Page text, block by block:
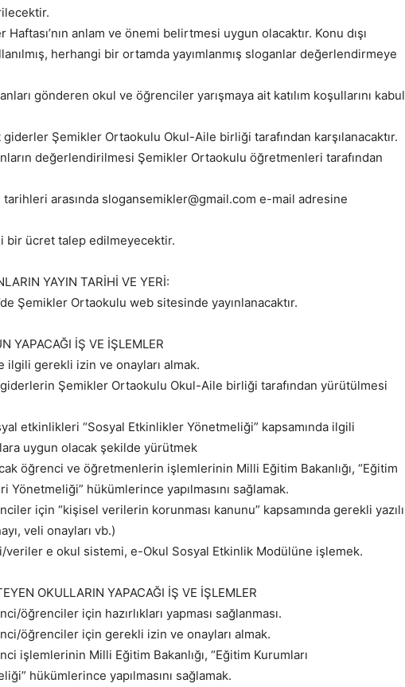
Haftası’nın anlam ve önemi belirtmesi uygun olacaktır. Konu dışı
herhangi bir ortamda yayımlanmış sloganlar değerlendirmeye
gönderen okul ve öğrenciler yarışmaya ait katılım koşullarını kabul
Şemikler Ortaokulu Okul-Aile birliği tarafından karşılanacaktır.
değerlendirilmesi Şemikler Ortaokulu öğretmenleri tarafından
tarihleri arasında slogansemikler@gmail.com e-mail adresine
bir ücret talep edilmeyecektir.
YAYIN TARİHİ VE YERİ:
Şemikler Ortaokulu web sitesinde yayınlanacaktır.
YAPACAĞI İŞ VE İŞLEMLER
ilgili gerekli izin ve onayları almak.
Şemikler Ortaokulu Okul-Aile birliği tarafından yürütülmesi
etkinlikleri “Sosyal Etkinlikler Yönetmeliği” kapsamında ilgili
uygun olacak şekilde yürütmek
öğrenci ve öğretmenlerin işlemlerinin Milli Eğitim Bakanlığı, “Eğitim
Yönetmeliği” hükümlerince yapılmasını sağlamak.
için “kişisel verilerin korunması kanunu” kapsamında gerekli yazılı
veli onayları vb.)
veriler e okul sistemi, e-Okul Sosyal Etkinlik Modülüne işlemek.
OKULLARIN YAPACAĞI İŞ VE İŞLEMLER
öğrenciler için hazırlıkları yapması sağlanması.
öğrenciler için gerekli izin ve onayları almak.
işlemlerinin Milli Eğitim Bakanlığı, “Eğitim Kurumları
hükümlerince yapılmasını sağlamak.